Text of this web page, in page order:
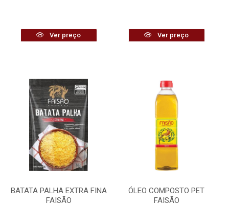
Ver preço Ver preço
BATATA PALHA EXTRA FINA
FAISÃO
ÓLEO COMPOSTO PET
FAISÃO